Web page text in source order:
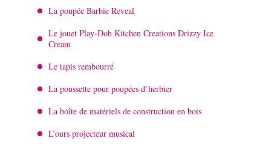
La poupée Barbie Reveal
Le jouet Play-Doh Kitchen Creations Drizzy Ice
Cream
Le tapis rembourré
La poussette pour poupées d’herbier
La boîte de matériels de construction en bois
L’ours projecteur musical